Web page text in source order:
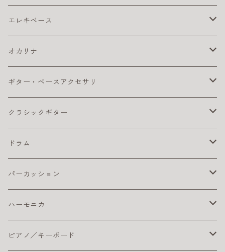
楽器ケーブル
アコギ弦 お買得パック
コーティング弦
アコギ本体
おとなにおすすめのアコギ
ライブにおすすめのアコギ
ウクレレ チューナー
ウクレレ ピックアップ
ウクレレベース
コンサート・ウクレレ
ウクレレ初心者セット
ライブにおすすめのウクレレ
ソプラノ ウクレレ
プレゼント向きのウクレレ
初心者セット／ソプラノウクレレ
テナー・ウクレレ
エレキ アクセサリ
カポ
ギター チューナー
エレキ アンプ
エレキ エフェクター
エレキギター弦
エレキ弦 お買得パック
エレキギター本体
おとなにオススメのエレキギター
こどもにオススメのエレキギター
エレキベース
ベース アクセサリ
クリーナー・ワックス
その他
ベース エフェクター
ベース 弦
ベースアンプ
練習用ベースアンプ
ベース本体
ライブにおすすめのベース
初心者におすすめのベース
オカリナ
アルト
初心者におすすめのオカリナ（アルト）
ソプラノ
初心者におすすめのオカリナ
テナー
ギター・ベースアクセサリ
カポタスト
ギターチューナー
クリーナー・ワックス
ストラップ
その他
クラシックギター
クラシック アクセサリ
ギター チューナー
クラシックギター ピックアップ
クラシックギター弦
コーティング弦
クラシックギター本体
おとなにおすすめのクラシックギター
ドラム
ドラム アクセサリ
その他
ドラムセット
おすすめのドラムセット
電子ドラム用アンプ
パーカッション
初心者におすすめ
カホン本体
ハーモニカ
テンホールズ（ブルースハープ）
ピアノ／キーボード